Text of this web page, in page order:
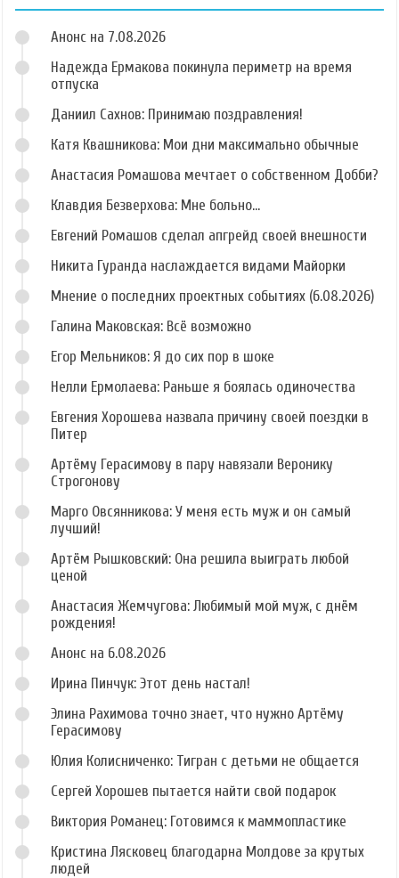
Анонс на 7.08.2026
Надежда Ермакова покинула периметр на время
отпуска
Даниил Сахнов: Принимаю поздравления!
Катя Квашникова: Мои дни максимально обычные
Анастасия Ромашова мечтает о собственном Добби?
Клавдия Безверхова: Мне больно...
Евгений Ромашов сделал апгрейд своей внешности
Никита Гуранда наслаждается видами Майорки
Мнение о последних проектных событиях (6.08.2026)
Галина Маковская: Всё возможно
Егор Мельников: Я до сих пор в шоке
Нелли Ермолаева: Раньше я боялась одиночества
Евгения Хорошева назвала причину своей поездки в
Питер
Артёму Герасимову в пару навязали Веронику
Строгонову
Марго Овсянникова: У меня есть муж и он самый
лучший!
Артём Рышковский: Она решила выиграть любой
ценой
Анастасия Жемчугова: Любимый мой муж, с днём
рождения!
Анонс на 6.08.2026
Ирина Пинчук: Этот день настал!
Элина Рахимова точно знает, что нужно Артёму
Герасимову
Юлия Колисниченко: Тигран с детьми не общается
Сергей Хорошев пытается найти свой подарок
Виктория Романец: Готовимся к маммопластике
Кристина Лясковец благодарна Молдове за крутых
людей